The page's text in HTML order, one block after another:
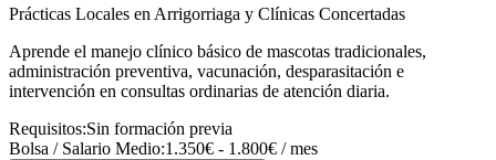
Prácticas Locales en Arrigorriaga y Clínicas Concertadas
Aprende el manejo clínico básico de mascotas tradicionales,
administración preventiva, vacunación, desparasitación e
intervención en consultas ordinarias de atención diaria.
Requisitos:Sin formación previa
Bolsa / Salario Medio:1.350€ - 1.800€ / mes